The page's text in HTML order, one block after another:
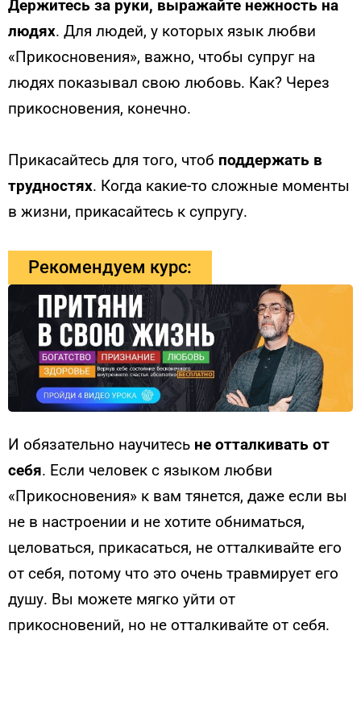
Держитесь за руки, выражайте нежность на
людях. Для людей, у которых язык любви
«Прикосновения», важно, чтобы супруг на
людях показывал свою любовь. Как? Через
прикосновения, конечно.
Прикасайтесь для того, чтоб поддержать в
трудностях. Когда какие-то сложные моменты
в жизни, прикасайтесь к супругу.
Рекомендуем курс:
И обязательно научитесь не отталкивать от
себя. Если человек с языком любви
«Прикосновения» к вам тянется, даже если вы
не в настроении и не хотите обниматься,
целоваться, прикасаться, не отталкивайте его
от себя, потому что это очень травмирует его
душу. Вы можете мягко уйти от
прикосновений, но не отталкивайте от себя.